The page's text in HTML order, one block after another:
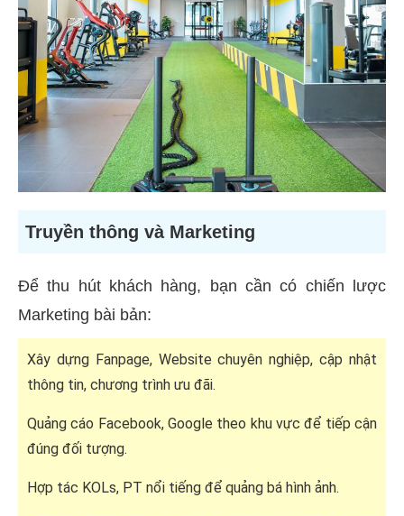
Truyền thông và Marketing
Để thu hút khách hàng, bạn cần có chiến lược
Marketing bài bản:
Xây dựng Fanpage, Website chuyên nghiệp, cập nhật
thông tin, chương trình ưu đãi.
Quảng cáo Facebook, Google theo khu vực để tiếp cận
đúng đối tượng.
Hợp tác KOLs, PT nổi tiếng để quảng bá hình ảnh.